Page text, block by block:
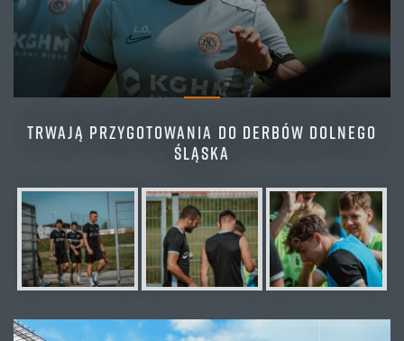
TRWAJĄ PRZYGOTOWANIA DO DERBÓW DOLNEGO
ŚLĄSKA